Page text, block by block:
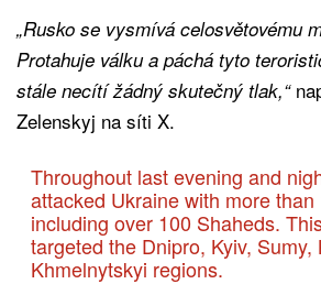
„Rusko se vysmívá celosvětovému
Protahuje válku a páchá tyto
stále necítí žádný skutečný tlak,“
Zelenskyj na síti X.
Throughout last evening and
attacked Ukraine with more than
including over 100 Shaheds.
targeted the Dnipro, Kyiv, Sumy,
Khmelnytskyi regions.